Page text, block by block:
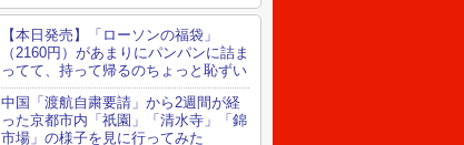
【本日発売】「ローソンの福袋」
（2160円）があまりにパンパンに詰ま
ってて、持って帰るのちょっと恥ずい
中国「渡航自粛要請」から2週間が経
った京都市内「祇園」「清水寺」「錦
市場」の様子を見に行ってみた